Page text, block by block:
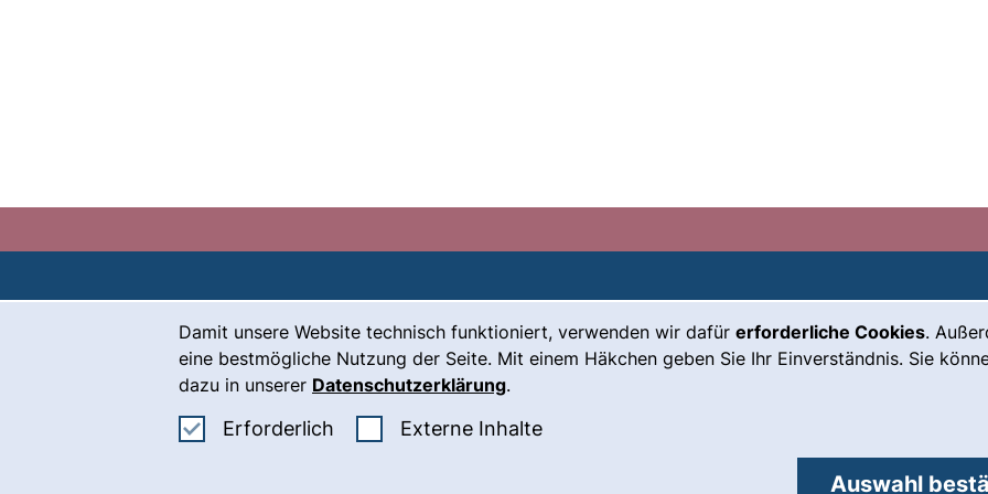
Damit unsere Website technisch funktioniert, verwenden wir dafür erforderliche Cookies.
eine bestmögliche Nutzung der Seite. Mit einem Häkchen geben Sie Ihr Einverständnis. Sie
dazu in unserer Datenschutzerklärung.
Erforderlich Erforderliche Cookies akzeptieren
Externe Inhalte: Externe Inhalte / Cookies akzeptieren
Auswahl
Kontakt
Karriere
Presse
(externer Link, öffnet neues Fenster)
Leichte Sprache
Gebärdensprache
Impressum
Cookie-
Einstellungen